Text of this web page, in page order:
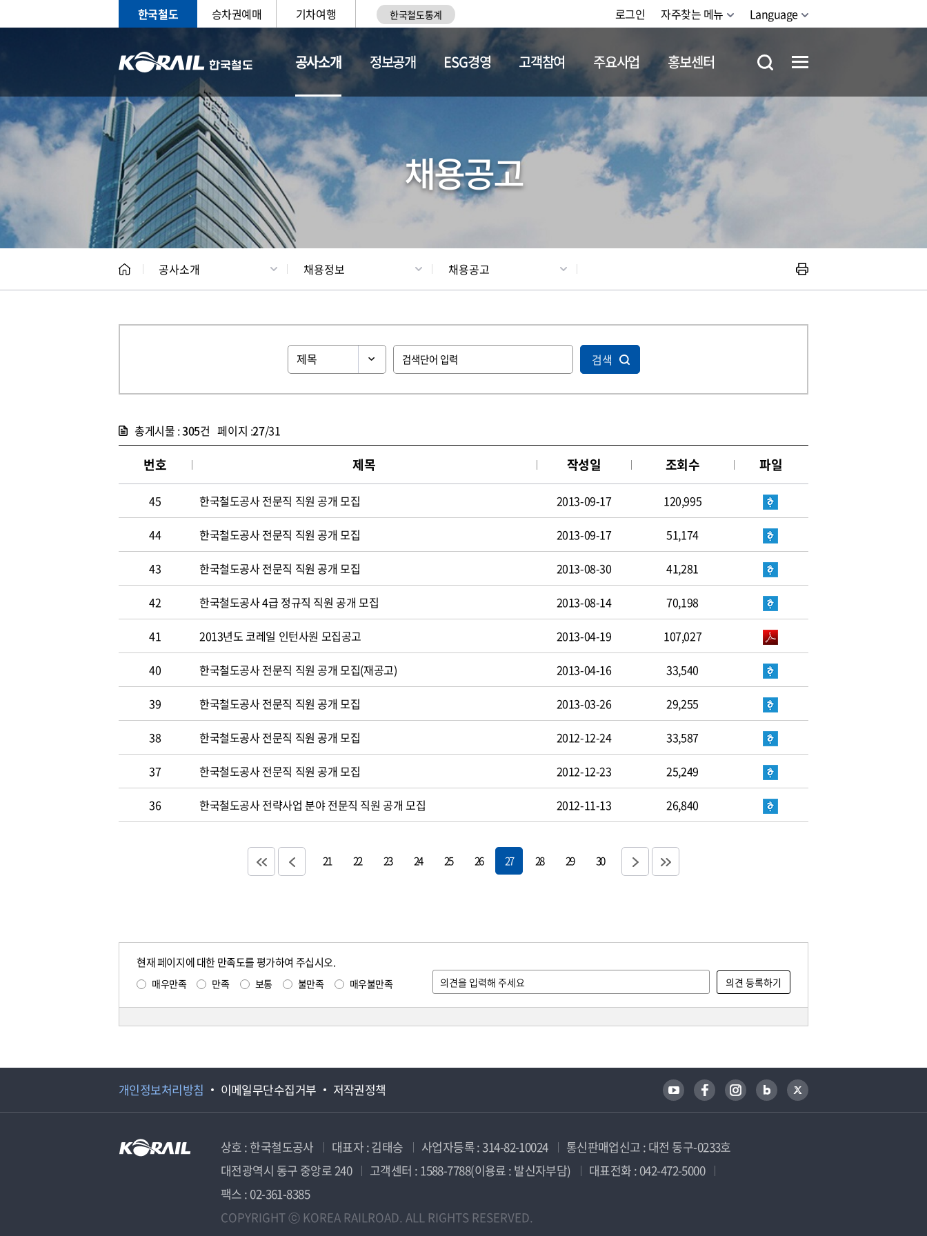
한국철도 승차권예매 기차여행 한국철도통계 로그인 자주찾는 메뉴 Language
공사소개
CEO 일반현황 채용정보
정보공개 ESG경영 고객참여 주요사업 홍보센터
채용공고
공사소개 채용정보 채용공고
검색
총게시물 :305건 페이지 :27/31
번호 제목 작성일 조회수 파일
45 한국철도공사 전문직 직원 공개 모집 2013-09-17 120,995
44 한국철도공사 전문직 직원 공개 모집 2013-09-17 51,174
43 한국철도공사 전문직 직원 공개 모집 2013-08-30 41,281
42 한국철도공사 4급 정규직 직원 공개 모집 2013-08-14 70,198
41 2013년도 코레일 인턴사원 모집공고 2013-04-19 107,027
40 한국철도공사 전문직 직원 공개 모집(재공고) 2013-04-16 33,540
39 한국철도공사 전문직 직원 공개 모집 2013-03-26 29,255
38 한국철도공사 전문직 직원 공개 모집 2012-12-24 33,587
37 한국철도공사 전문직 직원 공개 모집 2012-12-23 25,249
36 한국철도공사 전략사업 분야 전문직 직원 공개 모집 2012-11-13 26,840
21 22 23 24 25 26 27 28 29 30
현재 페이지에 대한 만족도를 평가하여 주십시오.
매우만족 만족 보통 불만족 매우불만족
개인정보처리방침 이메일무단수집거부 저작권정책
상호 : 한국철도공사 대표자 : 김태승 사업자등록 : 314-82-10024
통신판매업신고 : 대전 동구-0233호
대전광역시 동구 중앙로 240
고객센터 : 1588-7788(이용료 : 발신자부담)
대표전화 : 042-472-5000
팩스 : 02-361-8385
COPYRIGHT ⓒ KOREA RAILROAD. ALL RIGHTS RESERVED.